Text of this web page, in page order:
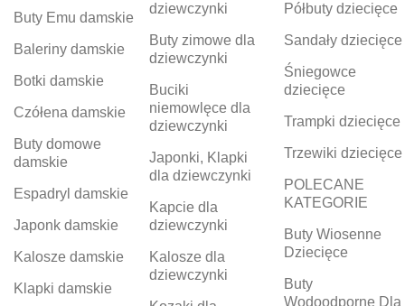
Buty Emu damskie
Baleriny damskie
Botki damskie
Czółena damskie
Buty domowe
damskie
Espadryl damskie
Japonk damskie
Kalosze damskie
Klapki damskie
dziewczynki
Buty zimowe dla
dziewczynki
Buciki
niemowlęce dla
dziewczynki
Japonki, Klapki
dla dziewczynki
Kapcie dla
dziewczynki
Kalosze dla
dziewczynki
Półbuty dziecięce
Sandały dziecięce
Śniegowce
dziecięce
Trampki dziecięce
Trzewiki dziecięce
POLECANE
KATEGORIE
Buty Wiosenne
Dziecięce
Buty
Wodoodporne Dla